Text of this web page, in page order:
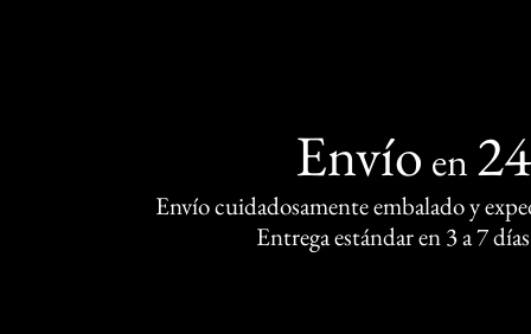
Envío en
Envío cuidadosamente embalado y
Entrega estándar en 3 a 7